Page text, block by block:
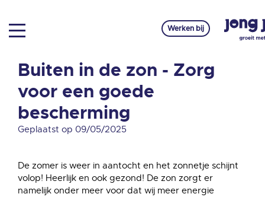
Buiten in de zon - Zorg
voor een goede
bescherming
Geplaatst op 09/05/2025
De zomer is weer in aantocht en het zonnetje schijnt
volop! Heerlijk en ook gezond! De zon zorgt er
namelijk onder meer voor dat wij meer energie
Werken bij